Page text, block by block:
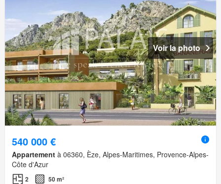
Voir la photo
540 000 €
Appartement à 06360, Èze, Alpes-Maritimes, Provence-Alpes-
Côte d'Azur
2 50 m²